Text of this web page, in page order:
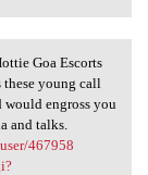
Goa Escorts
these young call
engross you
and talks.
467958